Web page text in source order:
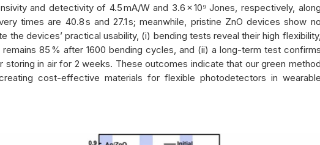
and detectivity of 4.5 mA/W and 3.6 × 10⁹ Jones, respectively,
times are 40.8 s and 27.1 s; meanwhile, pristine ZnO devices show
the devices’ practical usability, (i) bending tests reveal their high
85 % after 1600 bending cycles, and (ii) a long-term test
storing in air for 2 weeks. These outcomes indicate that our green
cost-effective materials for flexible photodetectors in